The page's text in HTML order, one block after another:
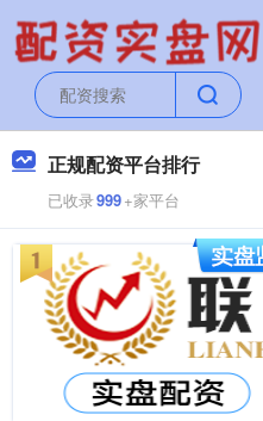
正规配资平台排行
已收录999+家平台